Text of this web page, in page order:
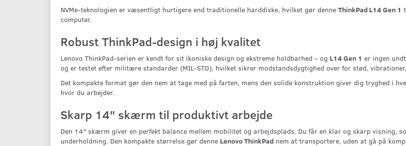
NVMe-teknologien er væsentligt hurtigere end traditionelle harddiske, hvilket gør denne ThinkPad L14 Gen 1
computer.
Robust ThinkPad-design i høj kvalitet
Lenovo ThinkPad-serien er kendt for sit ikoniske design og ekstreme holdbarhed – og L14 Gen 1 er ingen
og er testet efter militære standarder (MIL-STD), hvilket sikrer modstandsdygtighed over for stød,
Det kompakte format gør den nem at tage med på farten, mens den solide konstruktion giver dig tryghed i
hvor du arbejder.
Skarp 14" skærm til produktivt arbejde
Den 14" skærm giver en perfekt balance mellem mobilitet og arbejdsplads. Du får en klar og skarp visning,
underholdning. Den kompakte størrelse gør denne Lenovo ThinkPad nem at transportere, uden at gå på